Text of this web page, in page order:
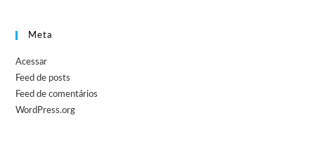
Meta
Acessar
Feed de posts
Feed de comentários
WordPress.org